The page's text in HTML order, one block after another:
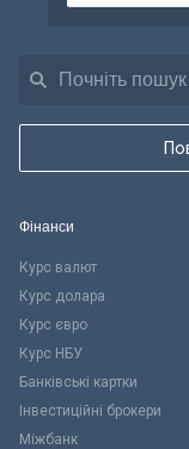
Фінанси
Курс валют
Курс долара
Курс євро
Курс НБУ
Банківські картки
Інвестиційні брокери
Міжбанк